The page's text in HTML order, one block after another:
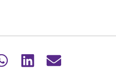
Share
Share
Share